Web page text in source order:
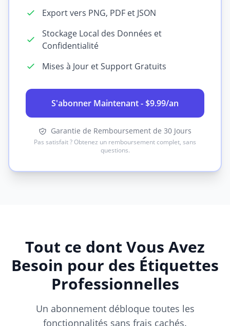
Export vers PNG, PDF et JSON
Stockage Local des Données et
Confidentialité
Mises à Jour et Support Gratuits
S'abonner Maintenant - $9.99/an
Garantie de Remboursement de 30 Jours
Pas satisfait ? Obtenez un remboursement complet, sans
questions.
Tout ce dont Vous Avez
Besoin pour des Étiquettes
Professionnelles
Un abonnement débloque toutes les
fonctionnalités sans frais cachés.